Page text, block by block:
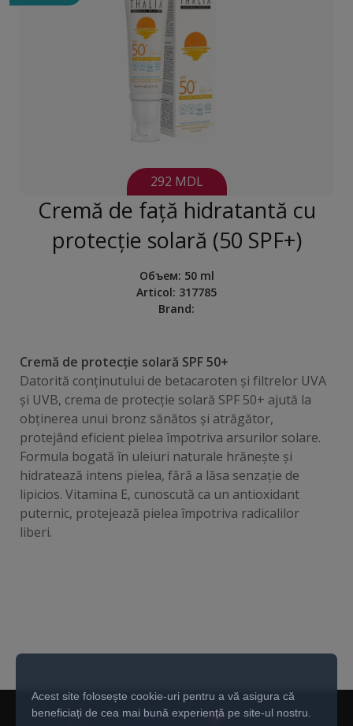
292 MDL
Cremă de față hidratantă cu
protecție solară (50 SPF+)
Объем: 50 ml
Articol: 317785
Brand:
Cremă de protecție solară SPF 50+
Datorită conținutului de betacaroten și filtrelor UVA
și UVB, crema de protecție solară SPF 50+ ajută la
obținerea unui bronz sănătos și atrăgător,
protejând eficient pielea împotriva arsurilor solare.
Formula bogată în uleiuri naturale hrănește și
hidratează intens pielea, fără a lăsa senzație de
lipicios. Vitamina E, cunoscută ca un antioxidant
puternic, protejează pielea împotriva radicalilor
liberi.
Acest site folosește cookie-uri pentru a vă asigura că
beneficiați de cea mai bună experiență pe site-ul nostru.